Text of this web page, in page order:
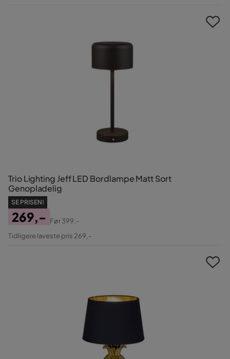
Trio Lighting Jeff LED Bordlampe Matt Sort
Genopladelig
SE PRISEN!
Pris
269,-
Original
Før399,-
Tidligere laveste pris 269,-